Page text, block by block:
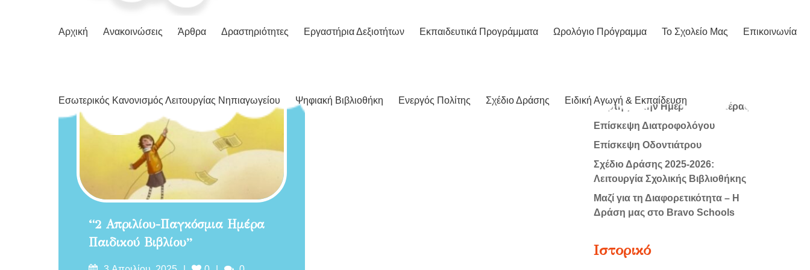
Αρχική Ανακοινώσεις Άρθρα Δραστηριότητες Εργαστήρια Δεξιοτήτων Εκπαιδευτικά Προγράμματα Ωρολόγιο Πρόγραμμα Το Σχολείο Μας Επικοινωνία
Εσωτερικός Κανονισμός Λειτουργίας Νηπιαγωγείου Ψηφιακή Βιβλιοθήκη Ενεργός Πολίτης Σχέδιο Δράσης Ειδική Αγωγή & Εκπαίδευση
“2 Απριλίου-Παγκόσμια Ημέρα
Παιδικού Βιβλίου”
Γιορτή για την Ημέρα της Μητέρας
Επίσκεψη Διατροφολόγου
Επίσκεψη Οδοντιάτρου
Σχέδιο Δράσης 2025-2026:
Λειτουργία Σχολικής Βιβλιοθήκης
Μαζί για τη Διαφορετικότητα – Η
Δράση μας στο Bravo Schools
Ιστορικό